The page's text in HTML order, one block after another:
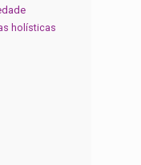
holísticas